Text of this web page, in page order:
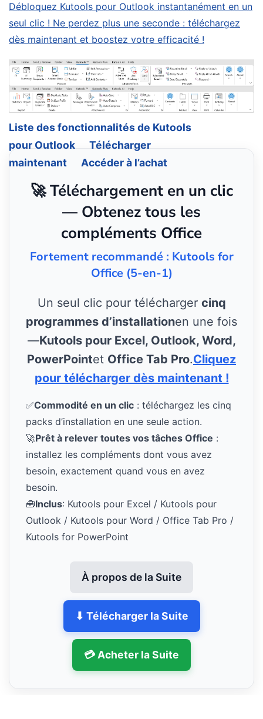
Débloquez Kutools pour Outlook instantanément en un
seul clic ! Ne perdez plus une seconde : téléchargez
dès maintenant et boostez votre efficacité !
Liste des fonctionnalités de Kutools
pour Outlook
Télécharger
maintenant
Accéder à l’achat
🚀 Téléchargement en un clic
— Obtenez tous les
compléments Office
Fortement recommandé : Kutools for
Office (5-en-1)
Un seul clic pour télécharger cinq
programmes d’installationen une fois
—Kutools pour Excel, Outlook, Word,
PowerPointet Office Tab Pro.Cliquez
pour télécharger dès maintenant !
✅Commodité en un clic : téléchargez les cinq
packs d’installation en une seule action.
🚀Prêt à relever toutes vos tâches Office :
installez les compléments dont vous avez
besoin, exactement quand vous en avez
besoin.
🧰Inclus: Kutools pour Excel / Kutools pour
Outlook / Kutools pour Word / Office Tab Pro /
Kutools for PowerPoint
À propos de la Suite
⬇ Télécharger la Suite
💳 Acheter la Suite